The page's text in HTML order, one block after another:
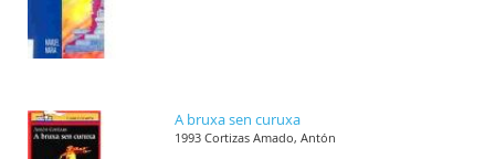
A bruxa sen curuxa
1993 Cortizas Amado, Antón